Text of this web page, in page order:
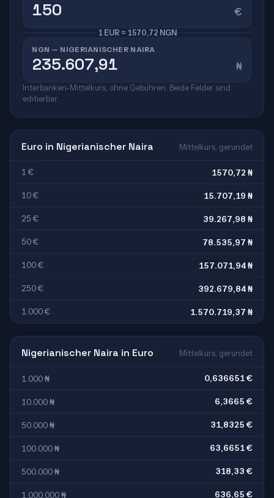
€
1 EUR = 1570,72 NGN
NGN — NIGERIANISCHER NAIRA
₦
Interbanken-Mittelkurs, ohne Gebühren. Beide Felder sind
editierbar.
Euro in Nigerianischer Naira Mittelkurs, gerundet
1 € 1570,72 ₦
10 € 15.707,19 ₦
25 € 39.267,98 ₦
50 € 78.535,97 ₦
100 € 157.071,94 ₦
250 € 392.679,84 ₦
1.000 € 1.570.719,37 ₦
Nigerianischer Naira in Euro Mittelkurs, gerundet
1.000 ₦ 0,636651 €
10.000 ₦ 6,3665 €
50.000 ₦ 31,8325 €
100.000 ₦ 63,6651 €
500.000 ₦ 318,33 €
1.000.000 ₦ 636,65 €